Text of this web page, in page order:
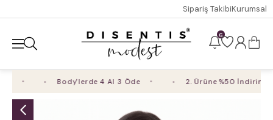
Sipariş TakibiKurumsal
6
Body'lerde 4 Al 3 Öde 2. Ürüne %50 İndirim